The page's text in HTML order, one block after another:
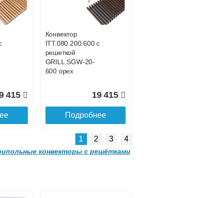
052
GRILL.SGWL-16-
32 963
Подробнее
415
Конвектор
ITT.080.200.600 с
решеткой
GRILL.SGW-20-
600 орех
19 415
Подробнее
1 2 3 4
конвекторы с решётками